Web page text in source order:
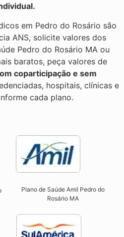
em Pedro do Rosário são
ANS, solicite valores dos
Pedro do Rosário MA ou
baratos, peça valores de
coparticipação e sem
hospitais, clínicas e
cada plano.
Plano de Saúde Amil Pedro do
Rosário MA